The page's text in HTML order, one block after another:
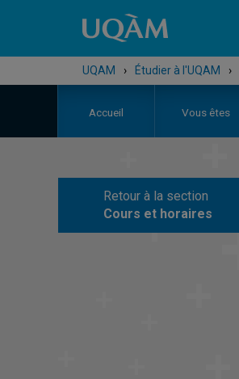
UQAM › Étudier à l'UQAM ›
Accueil Vous êtes
Retour à la section
Cours et horaires